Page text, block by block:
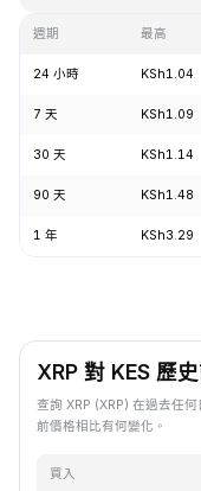
週期 最高
24 小時 KSh1.04
7 天 KSh1.09
30 天 KSh1.14
90 天 KSh1.48
1 年 KSh3.29
XRP 對 KES 歷
查詢 XRP (XRP) 在過去任
前價格相比有何變化。
買入